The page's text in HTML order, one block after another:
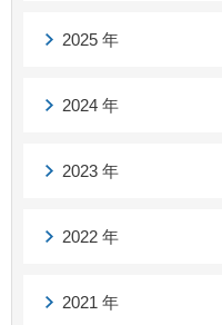
2025 年
2024 年
2023 年
2022 年
2021 年